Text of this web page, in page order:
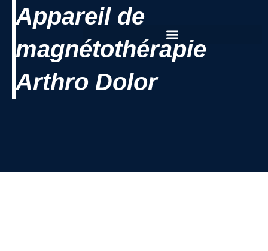
Appareil de
magnétothérapie
Arthro Dolor